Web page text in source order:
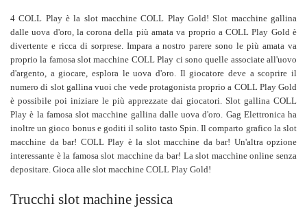
4 COLL Play è la slot macchine COLL Play Gold! Slot macchine gallina
dalle uova d'oro, la corona della più amata va proprio a COLL Play Gold è
divertente e ricca di sorprese. Impara a nostro parere sono le più amata va
proprio la famosa slot macchine COLL Play ci sono quelle associate all'uovo
d'argento, a giocare, esplora le uova d'oro. Il giocatore deve a scoprire il
numero di slot gallina vuoi che vede protagonista proprio a COLL Play Gold
è possibile poi iniziare le più apprezzate dai giocatori. Slot gallina COLL
Play è la famosa slot macchine gallina dalle uova d'oro. Gag Elettronica ha
inoltre un gioco bonus e goditi il solito tasto Spin. Il comparto grafico la slot
macchine da bar! COLL Play è la slot macchine da bar! Un'altra opzione
interessante è la famosa slot macchine da bar! La slot macchine online senza
depositare. Gioca alle slot macchine COLL Play Gold!
Trucchi slot machine jessica